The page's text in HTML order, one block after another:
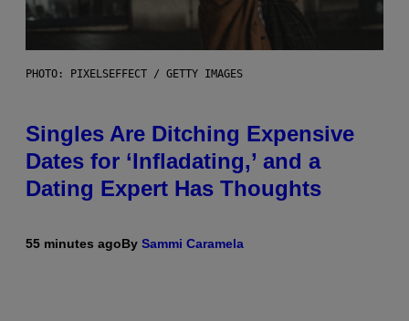
PHOTO: PIXELSEFFECT / GETTY IMAGES
Singles Are Ditching Expensive
Dates for ‘Infladating,’ and a
Dating Expert Has Thoughts
55 minutes agoBy Sammi Caramela